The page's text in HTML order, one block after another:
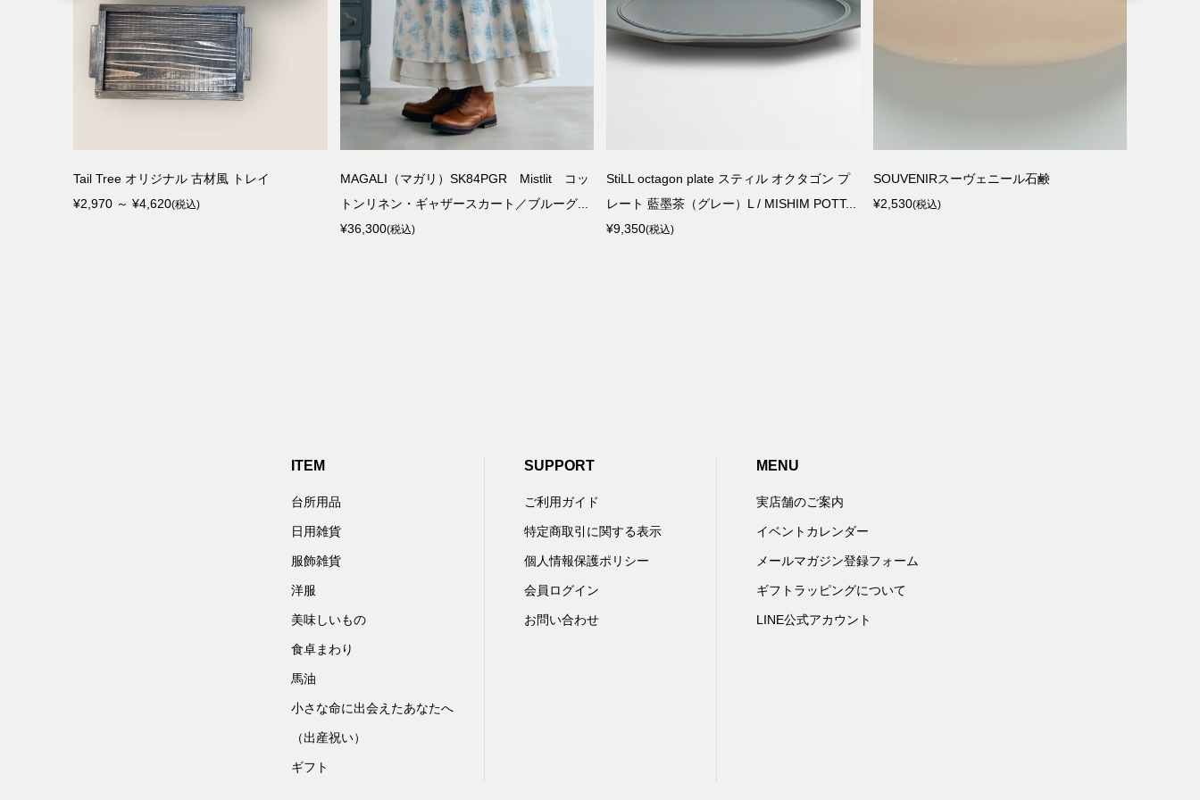
Tail Tree オリジナル 古材風 トレイ
¥2,970 ～ ¥4,620(税込)
MAGALI（マガリ）SK84PGR Mistlit コッ
トンリネン・ギャザースカート／ブルーグ...
¥36,300(税込)
StiLL octagon plate スティル オクタゴン プ
レート 藍墨茶（グレー）L / MISHIM POTT...
¥9,350(税込)
SOUVENIRスーヴェニール石鹸
¥2,530(税込)
ITEM
台所用品
日用雑貨
服飾雑貨
洋服
美味しいもの
食卓まわり
馬油
小さな命に出会えたあなたへ
（出産祝い）
ギフト
SUPPORT
ご利用ガイド
特定商取引に関する表示
個人情報保護ポリシー
会員ログイン
お問い合わせ
MENU
実店舗のご案内
イベントカレンダー
メールマガジン登録フォーム
ギフトラッピングについて
LINE公式アカウント